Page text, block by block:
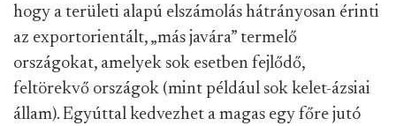
hogy a területi alapú elszámolás hátrányosan érinti
az exportorientált, „más javára” termelő
országokat, amelyek sok esetben fejlődő,
feltörekvő országok (mint például sok kelet-ázsiai
állam). Egyúttal kedvezhet a magas egy főre jutó